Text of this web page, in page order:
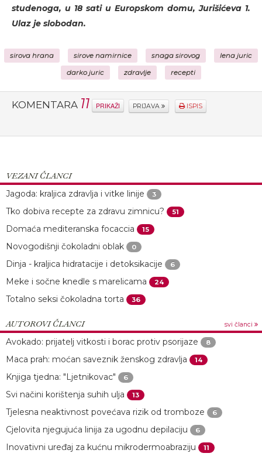
studenoga, u 18 sati u Europskom domu, Jurišićeva 1.
Ulaz je slobodan.
sirova hrana sirove namirnice snaga sirovog lena juric
darko juric zdravlje recepti
KOMENTARA 11 PRIKAŽI PRIJAVA ISPIS
VEZANI ČLANCI
Jagoda: kraljica zdravlja i vitke linije
3
Tko dobiva recepte za zdravu zimnicu? 51
Domaća mediteranska focaccia 15
Novogodišnji čokoladni oblak 0
Dinja - kraljica hidratacije i detoksikacije 6
Meke i sočne knedle s marelicama 24
Totalno seksi čokoladna torta 36
AUTOROVI ČLANCI svi članci
Avokado: prijatelj vitkosti i borac protiv psorijaze 8
Maca prah: moćan saveznik ženskog zdravlja 14
Knjiga tjedna: "Ljetnikovac" 6
Svi načini korištenja suhih ulja 13
Tjelesna neaktivnost povećava rizik od tromboze 6
Cjelovita njegujuća linija za ugodnu depilaciju 6
Inovativni uređaj za kućnu mikrodermoabraziju 11